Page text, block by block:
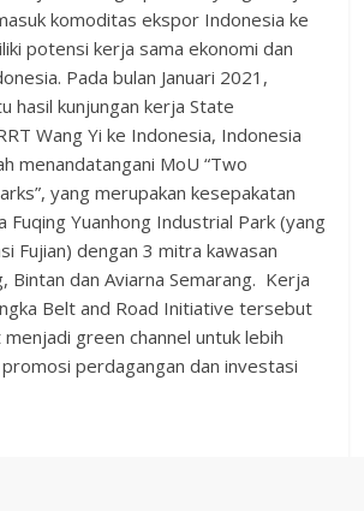
komoditas ekspor Indonesia ke
potensi kerja sama ekonomi dan
Pada bulan Januari 2021,
hasil kunjungan kerja State
Wang Yi ke Indonesia, Indonesia
menandatangani MoU “Two
yang merupakan kesepakatan
Fuqing Yuanhong Industrial Park (yang
Fujian) dengan 3 mitra kawasan
Bintan dan Aviarna Semarang. Kerja
Belt and Road Initiative tersebut
green channel untuk lebih
perdagangan dan investasi